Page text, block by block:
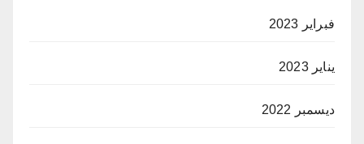
فبراير 2023
يناير 2023
ديسمبر 2022